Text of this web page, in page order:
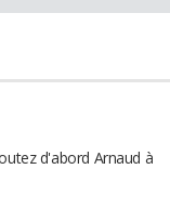
d'abord Arnaud à